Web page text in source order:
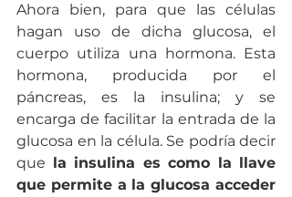
Ahora bien, para que las células
hagan uso de dicha glucosa, el
cuerpo utiliza una hormona. Esta
hormona, producida por el
páncreas, es la insulina; y se
encarga de facilitar la entrada de la
glucosa en la célula. Se podría decir
que la insulina es como la llave
que permite a la glucosa acceder